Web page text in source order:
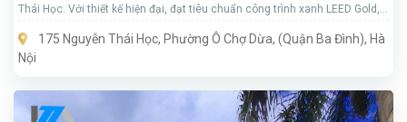
Thái Học. Với thiết kế hiện đại, đạt tiêu chuẩn công trình xanh LEED Gold,
lớn muốn khẳng định vị thế tại Thủ đô.
175 Nguyễn Thái Học, Phường Ô Chợ Dừa, (Quận Ba Đình), Hà
Nội